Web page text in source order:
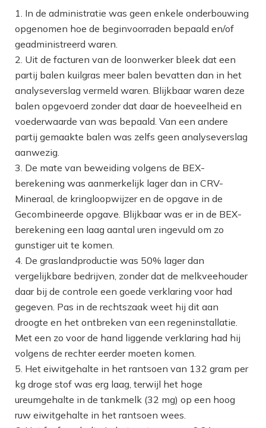
In de administratie was geen enkele onderbouwing
opgenomen hoe de beginvoorraden bepaald en/of
geadministreerd waren.
Uit de facturen van de loonwerker bleek dat een
partij balen kuilgras meer balen bevatten dan in het
analyseverslag vermeld waren. Blijkbaar waren deze
balen opgevoerd zonder dat daar de hoeveelheid en
voederwaarde van was bepaald. Van een andere
partij gemaakte balen was zelfs geen analyseverslag
aanwezig.
De mate van beweiding volgens de BEX-
berekening was aanmerkelijk lager dan in CRV-
Mineraal, de kringloopwijzer en de opgave in de
Gecombineerde opgave. Blijkbaar was er in de BEX-
berekening een laag aantal uren ingevuld om zo
gunstiger uit te komen.
De graslandproductie was 50% lager dan
vergelijkbare bedrijven, zonder dat de melkveehouder
daar bij de controle een goede verklaring voor had
gegeven. Pas in de rechtszaak weet hij dit aan
droogte en het ontbreken van een regeninstallatie.
Met een zo voor de hand liggende verklaring had hij
volgens de rechter eerder moeten komen.
Het eiwitgehalte in het rantsoen van 132 gram per
kg droge stof was erg laag, terwijl het hoge
ureumgehalte in de tankmelk (32 mg) op een hoog
ruw eiwitgehalte in het rantsoen wees.